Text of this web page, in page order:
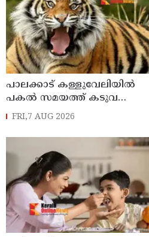
പാലക്കാട് കള്ളുവേലിയില്‍
പകല്‍ സമയത്ത് കടുവ
സാന്നിധ്യം
FRI,7 AUG 2026